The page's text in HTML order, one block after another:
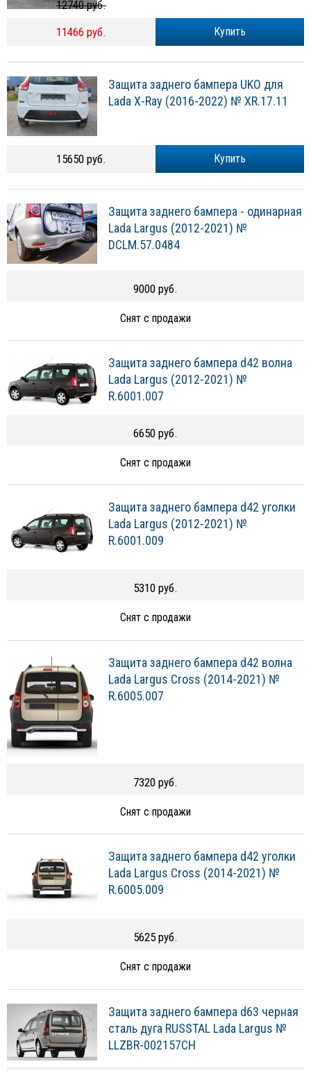
Купить
12740 руб.
11466 руб.
Защита заднего бампера UKO для
Lada X-Ray (2016-2022) № XR.17.11
Купить
15650 руб.
Защита заднего бампера - одинарная
Lada Largus (2012-2021) №
DCLM.57.0484
9000 руб.
Снят с продажи
Защита заднего бампера d42 волна
Lada Largus (2012-2021) №
R.6001.007
6650 руб.
Снят с продажи
Защита заднего бампера d42 уголки
Lada Largus (2012-2021) №
R.6001.009
5310 руб.
Снят с продажи
Защита заднего бампера d42 волна
Lada Largus Cross (2014-2021) №
R.6005.007
7320 руб.
Снят с продажи
Защита заднего бампера d42 уголки
Lada Largus Cross (2014-2021) №
R.6005.009
5625 руб.
Снят с продажи
Защита заднего бампера d63 черная
сталь дуга RUSSTAL Lada Largus №
LLZBR-002157CH